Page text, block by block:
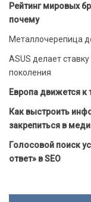
Рейтинг мировых
почему
Металлочерепица
ASUS делает
поколения
Европа движется к
Как выстроить
закрепиться в
Голосовой поиск
ответ» в SEO